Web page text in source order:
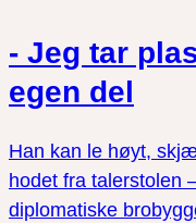
- Jeg tar
egen del
Han kan le høyt,
hodet fra talerstolen
diplomatiske